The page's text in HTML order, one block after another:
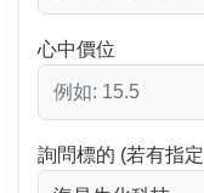
心中價位
詢問標的 (若有指